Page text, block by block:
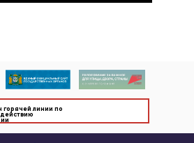
горячей линии по